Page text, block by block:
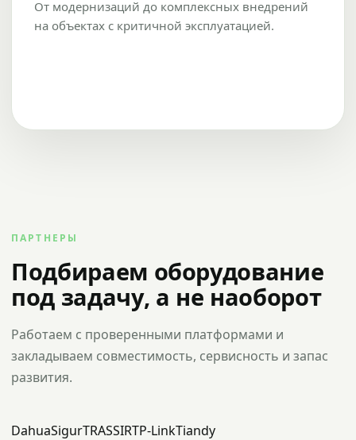
От модернизаций до комплексных внедрений
на объектах с критичной эксплуатацией.
ПАРТНЕРЫ
Подбираем оборудование
под задачу, а не наоборот
Работаем с проверенными платформами и
закладываем совместимость, сервисность и запас
развития.
DahuaSigurTRASSIRTP-LinkTiandy